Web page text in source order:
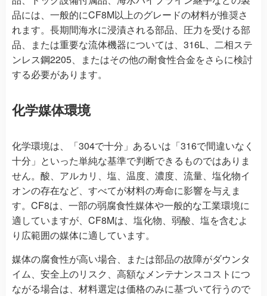
品には、一般的にCF8M以上のグレードの材料が推奨さ
れます。長期間海水に浸漬される部品、圧力を受ける部
品、または重要な流体機器については、316L、二相ステ
ンレス鋼2205、またはその他の耐食性合金をさらに検討
する必要があります。
化学媒体環境
化学環境は、「304で十分」あるいは「316で間違いなく
十分」といった単純な基準で判断できるものではありま
せん。酸、アルカリ、塩、温度、濃度、流量、塩化物イ
オンの存在など、すべてが材料の寿命に影響を与えま
す。CF8は、一部の弱腐食性媒体や一般的な工業環境に
適していますが、CF8Mは、塩化物、弱酸、塩を含むよ
り広範囲の媒体に適しています。
媒体の腐食性が高い場合、または部品の故障がダウンタ
イム、安全上のリスク、高額なメンテナンスコストにつ
ながる場合は、材料選定は価格のみに基づいて行うので